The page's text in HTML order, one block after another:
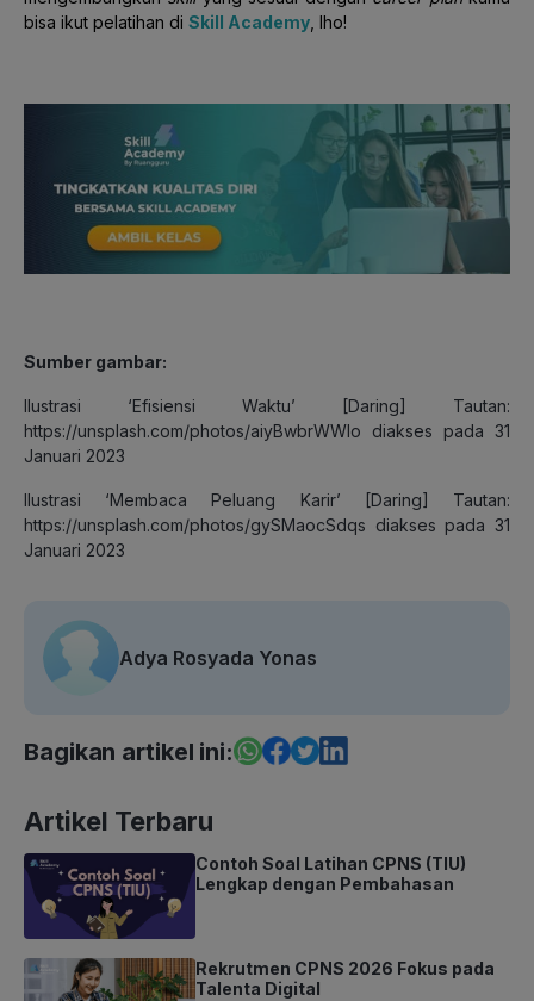
bisa ikut pelatihan di Skill Academy , lho!
Sumber gambar:
Ilustrasi ‘Efisiensi Waktu’ [Daring] Tautan:
https://unsplash.com/photos/aiyBwbrWWlo diakses pada 31
Januari 2023
Ilustrasi ‘Membaca Peluang Karir’ [Daring] Tautan:
https://unsplash.com/photos/gySMaocSdqs diakses pada 31
Januari 2023
Adya Rosyada Yonas
Bagikan artikel ini:
Artikel Terbaru
Contoh Soal Latihan CPNS (TIU)
Lengkap dengan Pembahasan
Rekrutmen CPNS 2026 Fokus pada
Talenta Digital